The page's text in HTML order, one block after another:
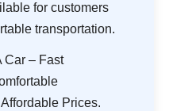
for customers
transportation.
Car – Fast
Prices.